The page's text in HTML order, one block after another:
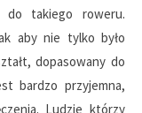
takiego roweru.
aby nie tylko było
dopasowany do
bardzo przyjemna,
Ludzie którzy